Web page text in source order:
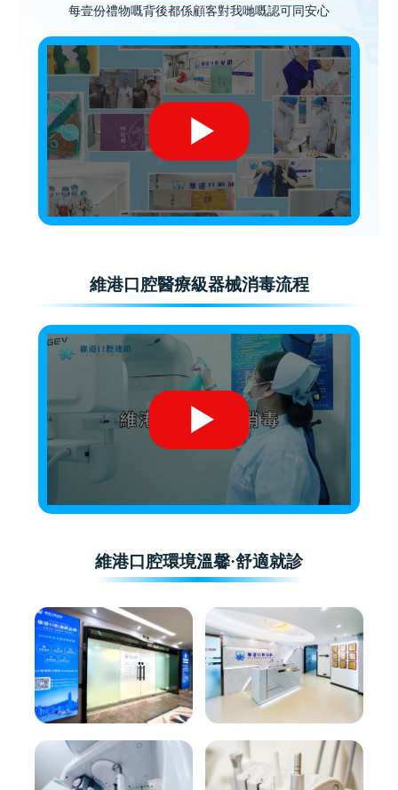
每壹份禮物嘅背後都係顧客對我哋嘅認可同安心
維港口腔醫療級器械消毒流程
維港口腔環境溫馨·舒適就診